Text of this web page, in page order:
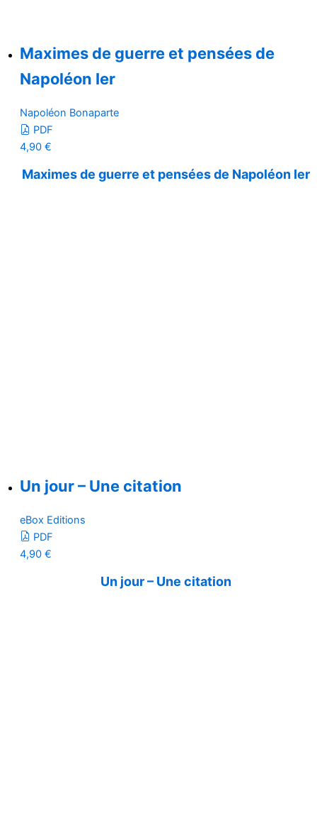
Maximes de guerre et pensées de
Napoléon Ier
Napoléon Bonaparte
PDF
4,90 €
Maximes de guerre et pensées de Napoléon Ier
Un jour – Une citation
eBox Editions
PDF
4,90 €
Un jour – Une citation